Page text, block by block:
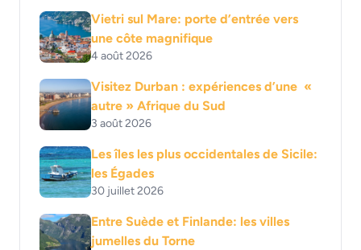
Vietri sul Mare: porte d’entrée vers
une côte magnifique
4 août 2026
Visitez Durban : expériences d’une «
autre » Afrique du Sud
3 août 2026
Les îles les plus occidentales de Sicile:
les Égades
30 juillet 2026
Entre Suède et Finlande: les villes
jumelles du Torne